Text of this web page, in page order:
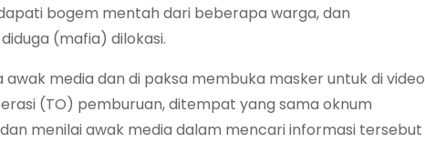
bogem mentah dari beberapa warga, dan
(mafia) dilokasi.
media dan di paksa membuka masker untuk di video
(TO) pemburuan, ditempat yang sama oknum
menilai awak media dalam mencari informasi tersebut